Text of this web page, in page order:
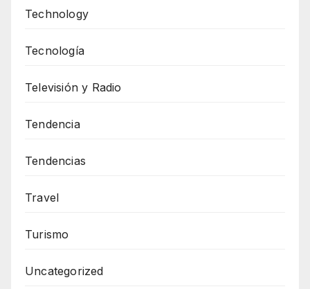
Technology
Tecnología
Televisión y Radio
Tendencia
Tendencias
Travel
Turismo
Uncategorized